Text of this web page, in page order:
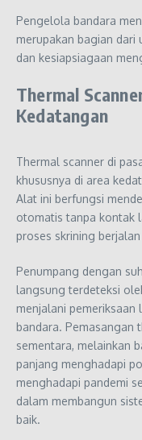
Pengelola bandara
merupakan bagian dari
dan kesiapsiagaan
Thermal
Kedatangan
Thermal scanner di
khususnya di area
Alat ini berfungsi
otomatis tanpa kontak
proses skrining
Penumpang dengan
langsung terdeteksi
menjalani
bandara. Pemasangan
sementara, melainkan
panjang menghadapi
menghadapi pandemi
dalam membangun
baik.